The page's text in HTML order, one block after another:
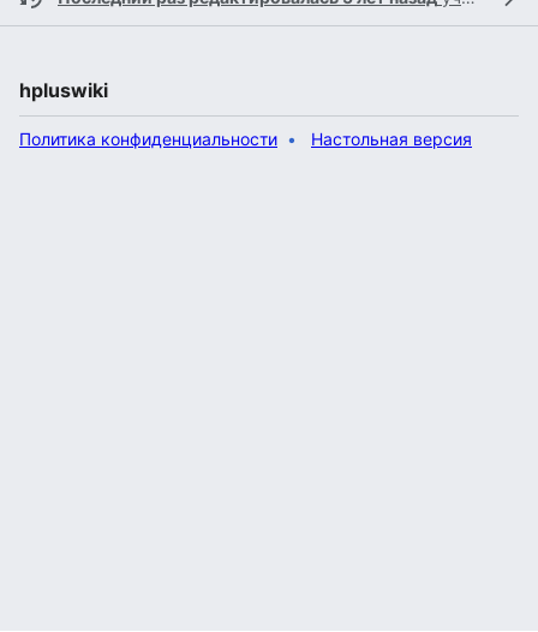
hpluswiki
Политика конфиденциальности Настольная версия